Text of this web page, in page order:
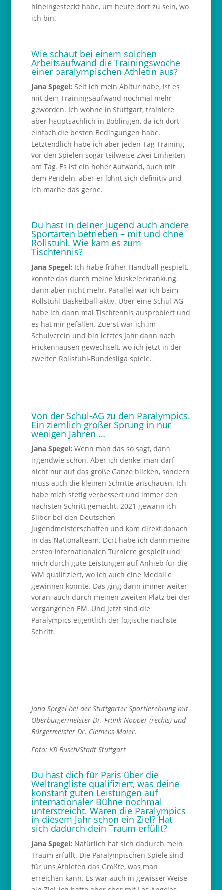
hineingesteckt habe, um heute dort zu sein, wo
ich bin.
Wie schaut bei einem solchen
Arbeitsaufwand die Trainingswoche
einer paralympischen Athletin aus?
Jana Spegel: Seit ich mein Abitur habe, ist es
mit dem Trainingsaufwand nochmal mehr
geworden. Ich wohne in Stuttgart, trainiere
aber hauptsächlich in Böblingen, da ich dort
einfach die besten Bedingungen habe.
Letztendlich habe ich aber jeden Tag Training –
vor den Spielen sogar teilweise zwei Einheiten
am Tag. Es ist ein hoher Aufwand, auch mit
dem Pendeln, aber er lohnt sich definitiv und
ich mache das gerne.
Du hast in deiner Jugend auch andere
Sportarten betrieben – mit und ohne
Rollstuhl. Wie kam es zum
Tischtennis?
Jana Spegel: Ich habe früher Handball gespielt,
konnte das durch meine Muskelerkrankung
dann aber nicht mehr. Parallel war ich beim
Rollstuhl-Basketball aktiv. Über eine Schul-AG
habe ich dann mal Tischtennis ausprobiert und
es hat mir gefallen. Zuerst war ich im
Schulverein und bin letztes Jahr dann nach
Frickenhausen gewechselt, wo ich jetzt in der
zweiten Rollstuhl-Bundesliga spiele.
Von der Schul-AG zu den Paralympics.
Ein ziemlich großer Sprung in nur
wenigen Jahren …
Jana Spegel: Wenn man das so sagt, dann
irgendwie schon. Aber ich denke, man darf
nicht nur auf das große Ganze blicken, sondern
muss auch die kleinen Schritte anschauen. Ich
habe mich stetig verbessert und immer den
nächsten Schritt gemacht. 2021 gewann ich
Silber bei den Deutschen
Jugendmeisterschaften und kam direkt danach
in das Nationalteam. Dort habe ich dann meine
ersten internationalen Turniere gespielt und
mich durch gute Leistungen auf Anhieb für die
WM qualifiziert, wo ich auch eine Medaille
gewinnen konnte. Das ging dann immer weiter
voran, auch durch meinen zweiten Platz bei der
vergangenen EM. Und jetzt sind die
Paralympics eigentlich der logische nächste
Schritt.
Jana Spegel bei der Stuttgarter Sportlerehrung mit
Oberbürgermeister Dr. Frank Nopper (rechts) und
Bürgermeister Dr. Clemens Maier.
Foto: KD Busch/Stadt Stuttgart
Du hast dich für Paris über die
Weltrangliste qualifiziert, was deine
konstant guten Leistungen auf
internationaler Bühne nochmal
unterstreicht. Waren die Paralympics
in diesem Jahr schon ein Ziel? Hat
sich dadurch dein Traum erfüllt?
Jana Spegel: Natürlich hat sich dadurch mein
Traum erfüllt. Die Paralympischen Spiele sind
für uns Athleten das Größte, was man
erreichen kann. Es war auch in gewisser Weise